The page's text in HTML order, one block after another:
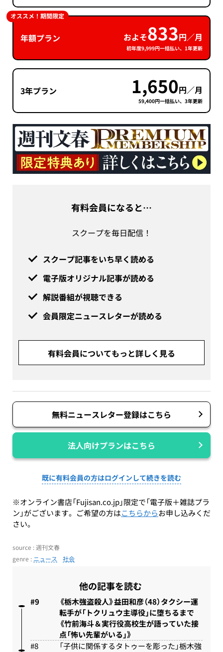
年額プラン およそ833円／月
初年度9,999円一括払い、1年更新
オススメ！期間限定
3年プラン 1,650円／月
59,400円一括払い、3年更新
有料会員になると…
スクープを毎日配信！
スクープ記事をいち早く読める
電子版オリジナル記事が読める
解説番組が視聴できる
会員限定ニュースレターが読める
有料会員についてもっと詳しく見る
無料ニュースレター登録はこちら
法人向けプランはこちら
既に有料会員の方はログインして続きを読む
※オンライン書店「Fujisan.co.jp」限定で「電子版＋雑誌プラ
ン」がございます。ご希望の方はこちらからお申し込みくだ
さい。
source : 週刊文春
genre : ニュース 社会
他の記事を読む
《栃木強盗殺人》益田和彦（48）タクシー運
転手が「トクリュウ主導役」に堕ちるまで
《竹前海斗＆実行役高校生が語っていた接
点「怖い先輩がいる」》
「子供に関係するタトゥーを彫った」栃木強